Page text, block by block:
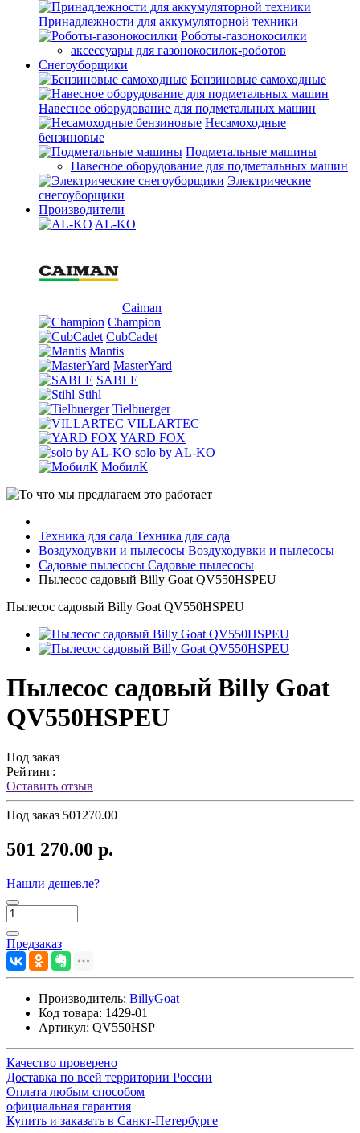
Принадлежности для аккумуляторной техники
Роботы-газонокосилки
аксессуары для газонокосилок-роботов
Снегоуборщики
Бензиновые самоходные
Навесное оборудование для подметальных машин
Несамоходные
бензиновые
Подметальные машины
Навесное оборудование для подметальных машин
Электрические
снегоуборщики
Производители
AL-KO
Caiman
Champion
CubCadet
Mantis
MasterYard
SABLE
Stihl
Tielbuerger
VILLARTEC
YARD FOX
solo by AL-KO
МобилК
Техника для сада Техника для сада
Воздуходувки и пылесосы Воздуходувки и пылесосы
Садовые пылесосы Садовые пылесосы
Пылесос садовый Billy Goat QV550HSPEU
Пылесос садовый Billy Goat QV550HSPEU
Пылесос садовый Billy Goat
QV550HSPEU
Под заказ
Рейтинг:
Оставить отзыв
Под заказ 501270.00
501 270.00 р.
Нашли дешевле?
Предзаказ
Производитель: BillyGoat
Код товара: 1429-01
Артикул: QV550HSP
Качество проверено
Доставка по всей территории России
Оплата любым способом
официальная гарантия
Купить и заказать в Санкт-Петербурге